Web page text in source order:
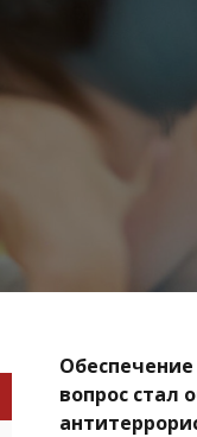
вопрос стал